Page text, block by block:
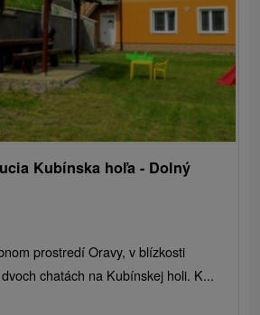
Kubínska hoľa - Dolný
prostredí Oravy, v blízkosti
chatách na Kubínskej holi. K...